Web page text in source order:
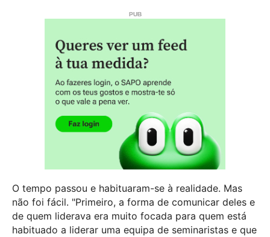
O tempo passou e habituaram-se à realidade. Mas
não foi fácil. "Primeiro, a forma de comunicar deles e
de quem liderava era muito focada para quem está
habituado a liderar uma equipa de seminaristas e que